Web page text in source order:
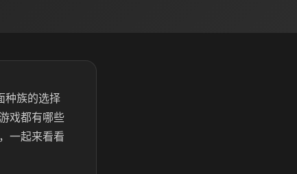
种族的选择
戏都有哪些
一起来看看